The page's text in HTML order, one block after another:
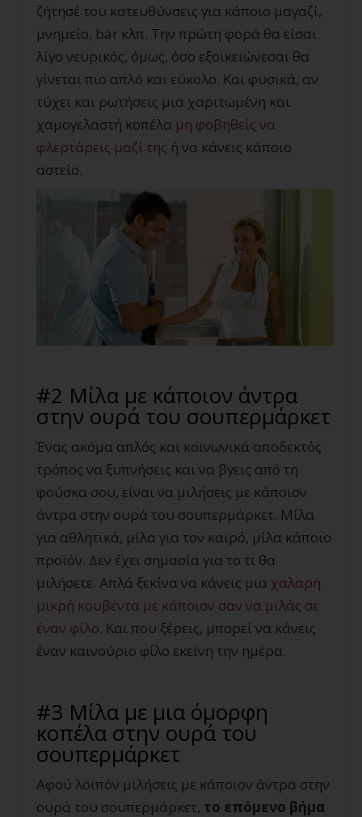
ζήτησέ του κατευθύνσεις για κάποιο μαγαζί,
μνημείο, bar κλπ. Την πρώτη φορά θα είσαι
λίγο νευρικός, όμως, όσο εξοικειώνεσαι θα
γίνεται πιο απλό και εύκολο. Και φυσικά, αν
τύχει και ρωτήσεις μια χαριτωμένη και
χαμογελαστή κοπέλα μη φοβηθείς να
φλερτάρεις μαζί της ή να κάνεις κάποιο
αστείο.
#2 Μίλα με κάποιον άντρα
στην ουρά του σουπερμάρκετ
Ένας ακόμα απλός και κοινωνικά αποδεκτός
τρόπος να ξυπνήσεις και να βγεις από τη
φούσκα σου, είναι να μιλήσεις με κάποιον
άντρα στην ουρά του σουπερμάρκετ. Μίλα
για αθλητικά, μίλα για τον καιρό, μίλα κάποιο
προϊόν. Δεν έχει σημασία για το τι θα
μιλήσετε. Απλά ξεκίνα να κάνεις μια χαλαρή
μικρή κουβέντα με κάποιον σαν να μιλάς σε
έναν φίλο. Και που ξέρεις, μπορεί να κάνεις
έναν καινούριο φίλο εκείνη την ημέρα.
#3 Μίλα με μια όμορφη
κοπέλα στην ουρά του
σουπερμάρκετ
Αφού λοιπόν μιλήσεις με κάποιον άντρα στην
ουρά του σουπερμάρκετ, το επόμενο βήμα